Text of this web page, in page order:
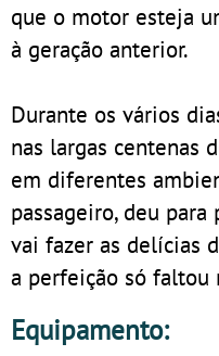
que o motor esteja
à geração anterior.
Durante os vários
nas largas centenas
em diferentes
passageiro, deu
vai fazer as delícias
a perfeição só faltou
Equipamento: